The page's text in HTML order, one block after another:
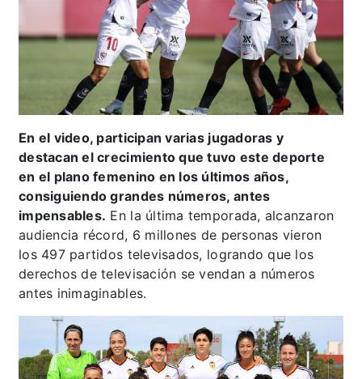
En el video, participan varias jugadoras y
destacan el crecimiento que tuvo este deporte
en el plano femenino en los últimos años,
consiguiendo grandes números, antes
impensables. En la última temporada, alcanzaron
audiencia récord, 6 millones de personas vieron
los 497 partidos televisados, logrando que los
derechos de televisación se vendan a números
antes inimaginables.